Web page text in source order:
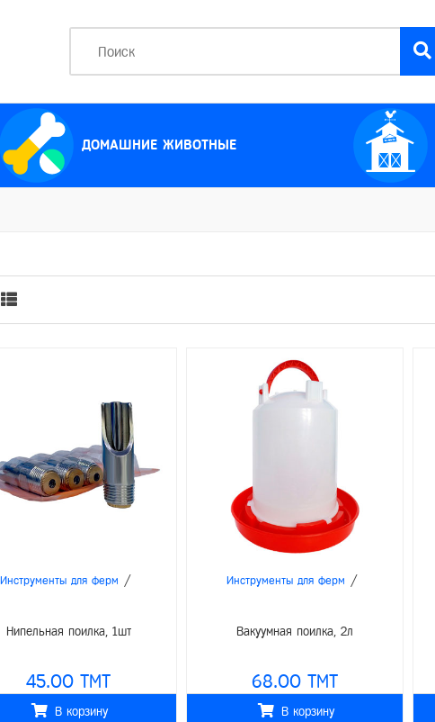
ДОМАШНИЕ ЖИВОТНЫЕ
Инструменты для ферм /
Нипельная поилка, 1шт
45.00 TMT
В корзину
Инструменты для ферм /
Вакуумная поилка, 2л
68.00 TMT
В корзину